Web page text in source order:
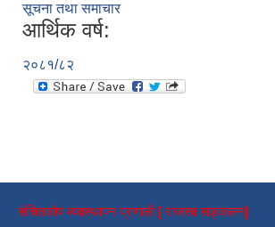
सूचना तथा समाचार
आर्थिक वर्ष:
२०८१/८२
संचितकोष व्यवस्थापन प्रणाली [ राजस्व सङ्कलन]